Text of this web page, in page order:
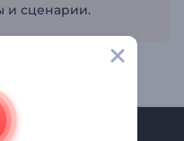
и сценарии.